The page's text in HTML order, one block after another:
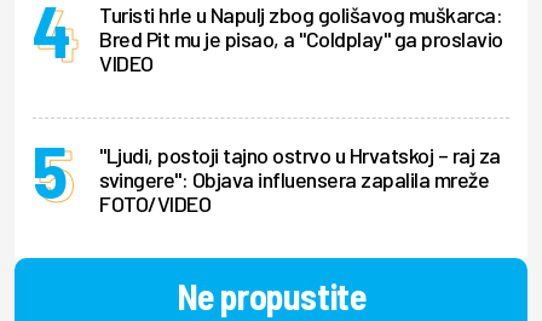
Turisti hrle u Napulj zbog golišavog muškarca:
Bred Pit mu je pisao, a "Coldplay" ga proslavio
VIDEO
"Ljudi, postoji tajno ostrvo u Hrvatskoj – raj za
svingere": Objava influensera zapalila mreže
FOTO/VIDEO
Ne propustite